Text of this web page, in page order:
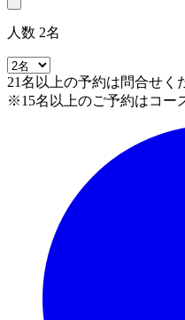
人数 2名
21名以上の予約は問合せく
※15名以上のご予約はコー